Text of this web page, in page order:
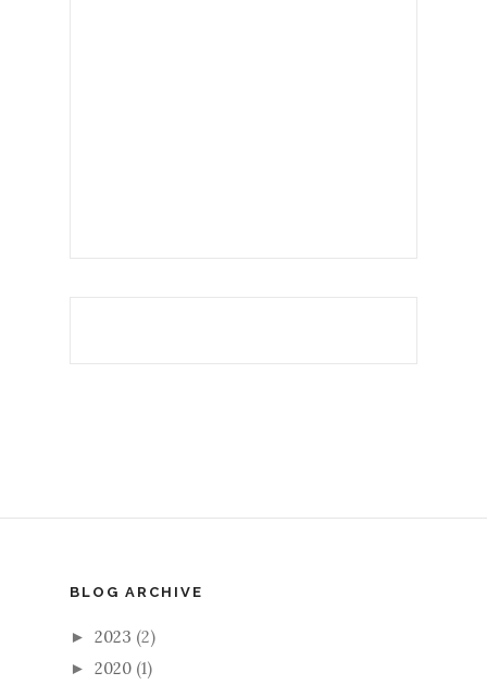
BLOG ARCHIVE
► 2023 (2)
► 2020 (1)